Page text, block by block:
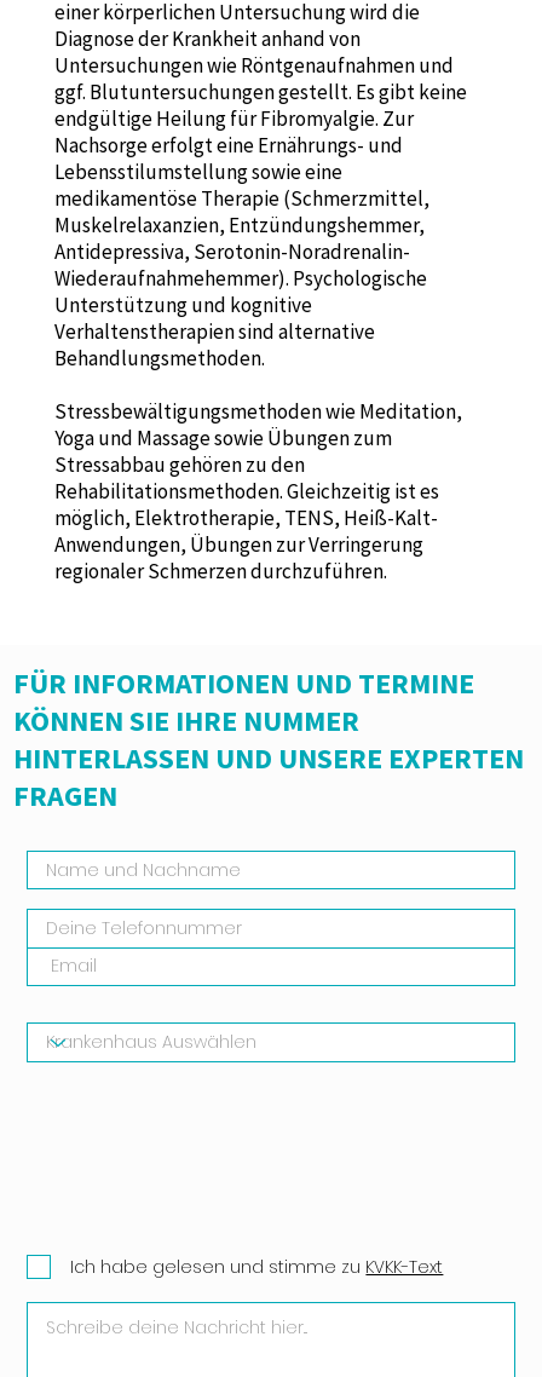
einer körperlichen Untersuchung wird die
Diagnose der Krankheit anhand von
Untersuchungen wie Röntgenaufnahmen und
ggf. Blutuntersuchungen gestellt. Es gibt keine
endgültige Heilung für Fibromyalgie. Zur
Nachsorge erfolgt eine Ernährungs- und
Lebensstilumstellung sowie eine
medikamentöse Therapie (Schmerzmittel,
Muskelrelaxanzien, Entzündungshemmer,
Antidepressiva, Serotonin-Noradrenalin-
Wiederaufnahmehemmer). Psychologische
Unterstützung und kognitive
Verhaltenstherapien sind alternative
Behandlungsmethoden.
Stressbewältigungsmethoden wie Meditation,
Yoga und Massage sowie Übungen zum
Stressabbau gehören zu den
Rehabilitationsmethoden. Gleichzeitig ist es
möglich, Elektrotherapie, TENS, Heiß-Kalt-
Anwendungen, Übungen zur Verringerung
regionaler Schmerzen durchzuführen.
FÜR INFORMATIONEN UND TERMINE
KÖNNEN SIE IHRE NUMMER
HINTERLASSEN UND UNSERE EXPERTEN
FRAGEN
Ich habe gelesen und stimme zu KVKK-Text